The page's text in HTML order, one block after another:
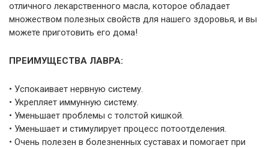
отличного лекарственного масла, которое обладает
множеством полезных свойств для нашего здоровья, и вы
можете приготовить его дома!
ПРЕИМУЩЕСТВА ЛАВРА:
• Успокаивает нервную систему.
• Укрепляет иммунную систему.
• Уменьшает проблемы с толстой кишкой.
• Уменьшает и стимулирует процесс потоотделения.
• Очень полезен в болезненных суставах и помогает при